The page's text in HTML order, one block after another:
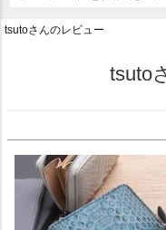
tsutoさんのレビュー
tsuto